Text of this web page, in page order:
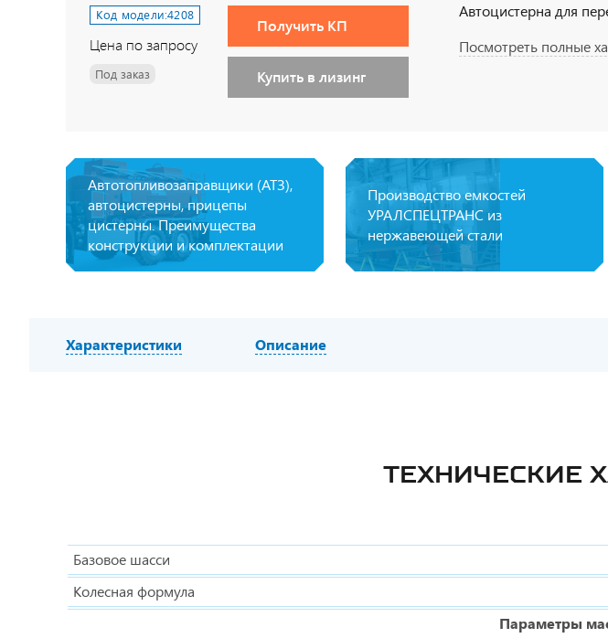
Код модели:4208
Цена по запросу
Под заказ
Получить КП
Купить в лизинг
Автоцистерна для
Посмотреть полные
Автотопливозаправщики (АТЗ),
автоцистерны, прицепы
цистерны. Преимущества
конструкции и комплектации
Производство емкостей
УРАЛСПЕЦТРАНС из
нержавеющей стали
Характеристики Описание
ТЕХНИЧЕСКИЕ
Базовое шасси
Колесная формула
Параметры